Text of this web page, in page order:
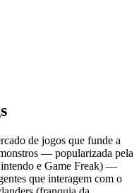
de jogos que funde a
— popularizada pela
e Game Freak) —
que interagem com o